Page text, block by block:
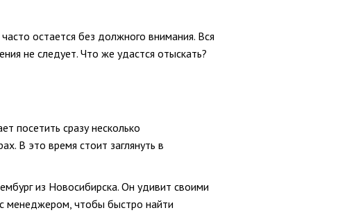
остается без должного внимания. Вся
не следует. Что же удастся отыскать?
посетить сразу несколько
В это время стоит заглянуть в
из Новосибирска. Он удивит своими
менеджером, чтобы быстро найти